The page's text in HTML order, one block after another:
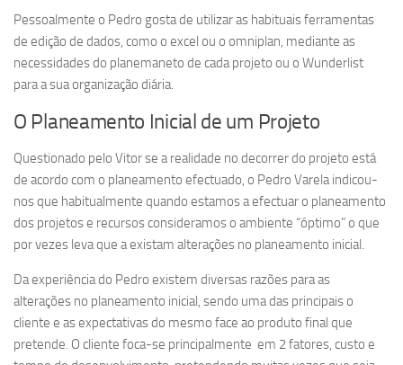
Pessoalmente o Pedro gosta de utilizar as habituais ferramentas
de edição de dados, como o excel ou o omniplan, mediante as
necessidades do planemaneto de cada projeto ou o Wunderlist
para a sua organização diária.
O Planeamento Inicial de um Projeto
Questionado pelo Vitor se a realidade no decorrer do projeto está
de acordo com o planeamento efectuado, o Pedro Varela indicou-
nos que habitualmente quando estamos a efectuar o planeamento
dos projetos e recursos consideramos o ambiente “óptimo” o que
por vezes leva que a existam alterações no planeamento inicial.
Da experiência do Pedro existem diversas razões para as
alterações no planeamento inicial, sendo uma das principais o
cliente e as expectativas do mesmo face ao produto final que
pretende. O cliente foca-se principalmente em 2 fatores, custo e